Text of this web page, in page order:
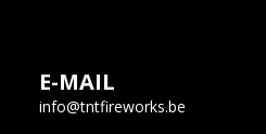
E-MAIL
info@tntfireworks.be